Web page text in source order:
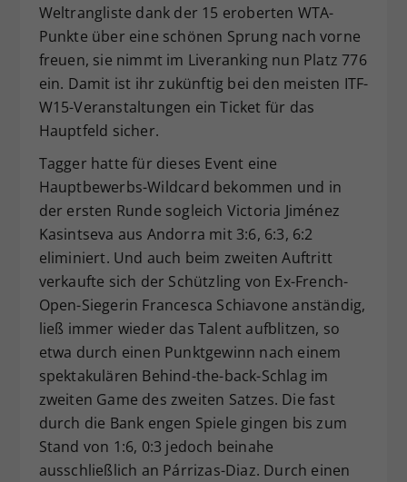
Weltrangliste dank der 15 eroberten WTA-
Punkte über eine schönen Sprung nach vorne
freuen, sie nimmt im Liveranking nun Platz 776
ein. Damit ist ihr zukünftig bei den meisten ITF-
W15-Veranstaltungen ein Ticket für das
Hauptfeld sicher.
Tagger hatte für dieses Event eine
Hauptbewerbs-Wildcard bekommen und in
der ersten Runde sogleich Victoria Jiménez
Kasintseva aus Andorra mit 3:6, 6:3, 6:2
eliminiert. Und auch beim zweiten Auftritt
verkaufte sich der Schützling von Ex-French-
Open-Siegerin Francesca Schiavone anständig,
ließ immer wieder das Talent aufblitzen, so
etwa durch einen Punktgewinn nach einem
spektakulären Behind-the-back-Schlag im
zweiten Game des zweiten Satzes. Die fast
durch die Bank engen Spiele gingen bis zum
Stand von 1:6, 0:3 jedoch beinahe
ausschließlich an Párrizas-Diaz. Durch einen